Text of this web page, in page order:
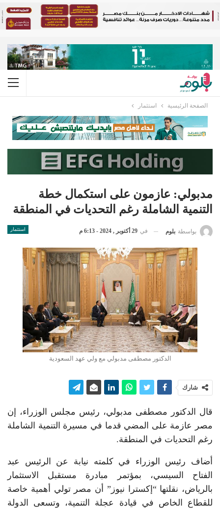
الصفحة الرئيسية استثمار
مدبولي: عازمون على استكمال خطة
التنمية الشاملة رغم التحديات في المنطقة
استثمار بواسطة بلوم في 29 أكتوبر , 2024 - 6:13 م
الدكتور مصطفى مدبولي مع ولي عهد السعودية
شارك
قال الدكتور مصطفى مدبولي، رئيس مجلس الوزراء، إن
مصر عازمة على المضي قدما في مسيرة التنمية الشاملة
رغم التحديات في المنطقة.
أضاف رئيس الوزراء في كلمته نيابة عن الرئيس عبد
الفتاح السيسي، بمؤتمر مبادرة مستقبل الاستثمار
بالرياض، نقلتها “إكسترا نيوز” أن مصر تولي أهمية خاصة
للقطاع الخاص في قيادة عجلة التنمية، وتسعى الدولة